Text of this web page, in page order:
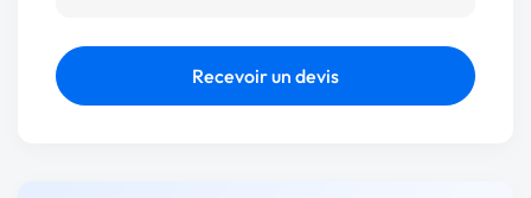
Recevoir un devis